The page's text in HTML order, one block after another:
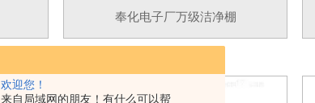
欢迎您！
来自局域网的朋友！有什么可以帮
奉化电子厂万级洁净棚